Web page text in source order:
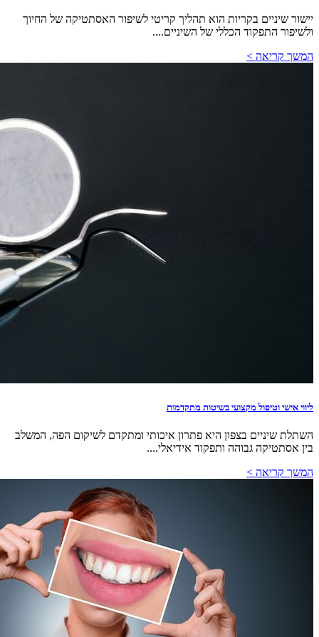
יישור שיניים בקריות הוא תהליך קריטי לשיפור האסתטיקה של החיוך
ולשיפור התפקוד הכללי של השיניים....
המשך קריאה >
ליווי אישי וטיפול מקצועי בשיטות מתקדמות
השתלת שיניים בצפון היא פתרון איכותי ומתקדם לשיקום הפה, המשלב
בין אסתטיקה גבוהה ותפקוד אידיאלי....
המשך קריאה >